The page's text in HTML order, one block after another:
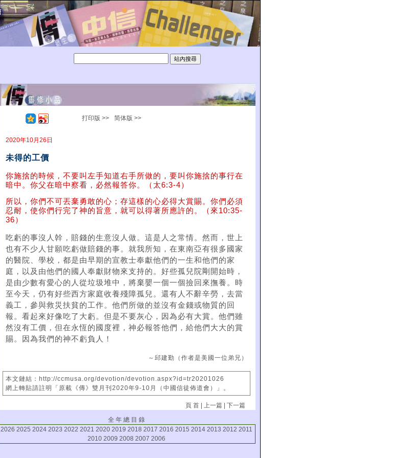
打印版 >> 简体版 >>
2020年10月26日
未得的工價
你施捨的時候，不要叫左手知道右手所做的，要叫你施捨的事行在
暗中。你父在暗中察看，必然報答你。（太6:3-4）
所以，你們不可丟棄勇敢的心；存這樣的心必得大賞賜。你們必須
忍耐，使你們行完了神的旨意，就可以得著所應許的。（來10:35-
36）
吃虧的事沒人幹，賠錢的生意沒人做。這是人之常情。然而，世上
也有不少人甘願吃虧做賠錢的事。就我所知，在東南亞有很多國家
的醫院、學校，都是由早期的宣教士奉獻他們的一生和他們的家
庭，以及由他們的國人奉獻財物來支持的。好些孤兒院剛開始時，
是由少數有愛心的人從垃圾堆中，將棄嬰一個一個撿回來撫養。時
至今天，仍有好些西方家庭收養殘障孤兒。還有人不辭辛勞，去當
義工，參與救災扶貧的工作。他們所做的並沒有金錢或物質的回
報。看起來好像吃了大虧。但是不要灰心，因為必有大賞。他們雖
然沒有工價，但在永恆的國度裡，神必報答他們，給他們大大的賞
賜。因為我們的神不虧負人！
～邱建勤（作者是美國一位弟兄）
本文鏈結：http://ccmusa.org/devotion/devotion.aspx?id=tr20201026
網上轉貼請註明「原載《傳》雙月刊2020年9-10月（中國信徒佈道會）」。
頁 首 | 上一篇 |下一篇
全 年 總 目 錄
2026 2025 2024 2023 2022 2021 2020 2019 2018 2017 2016 2015 2014 2013 2012 2011
2010 2009 2008 2007 2006